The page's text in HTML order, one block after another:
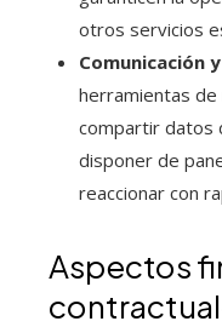
otros servicios
Comunicación
herramientas
compartir datos
disponer de
reaccionar con
Aspectos